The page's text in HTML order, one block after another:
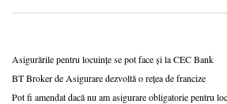
Asigurările pentru locuințe se pot face și la CEC Bank
BT Broker de Asigurare dezvoltă o rețea de francize
Pot fi amendat dacă nu am asigurare obligatorie pentru